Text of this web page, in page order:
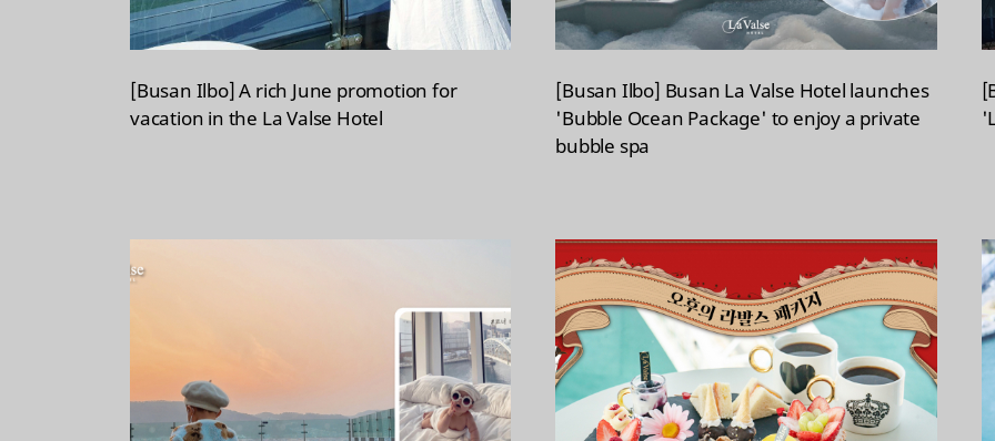
[Busan Ilbo] A rich June promotion for
vacation in the La Valse Hotel
[Busan Ilbo] Busan La Valse Hotel launches
'Bubble Ocean Package' to enjoy a private
bubble spa